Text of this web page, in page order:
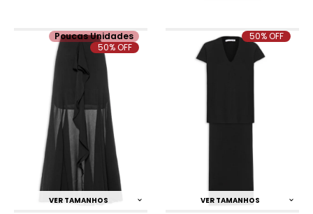
VER TAMANHOS
Poucas Unidades
50% OFF
VER TAMANHOS
50% OFF